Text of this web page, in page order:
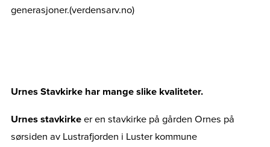
generasjoner.(verdensarv.no)
Urnes Stavkirke har mange slike kvaliteter.
Urnes stavkirkeer en stavkirke på gården Ornes på
sørsiden av Lustrafjorden i Luster kommune